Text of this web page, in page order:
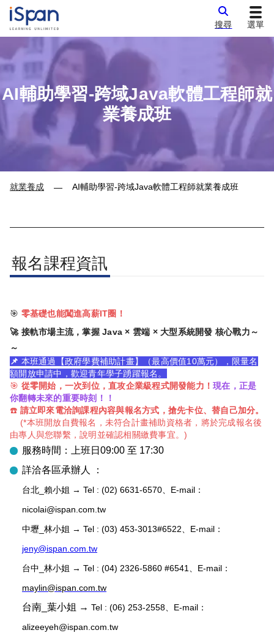
搜尋 選單
AI輔助學習-跨域Java軟體工程師就
業養成班
就業養成 — AI輔助學習-跨域Java軟體工程師就業養成班
報名課程資訊
🎯 零基礎也能闖進高薪IT圈！
🚀 接軌市場主流，掌握 Java × 雲端 × 大型系統開發 核心戰力 ～
～
📌 本班通過【政府學費補助計畫】（最高價值10萬元），限量名
額開放申請中，歡迎青年學子踴躍報名。
🎯 從零開始，一次到位，直攻企業級程式開發能力！ 現在，正是
你翻轉未來的重要時刻！！
☎️ 請立即來電洽詢課程內容與報名方式，搶先卡位、替自己加分。
(*本班開放自費報名，未符合計畫補助資格者，將於完成報名後
由專人與您聯繫，說明並確認相關繳費事宜。)
服務時間：上班日09:00 至 17:30
詳洽各區承辦人 ：
台北_賴小姐 → Tel : (02) 6631-6570、E-mail：
nicolai@ispan.com.tw
中壢_林小姐 → Tel : (03) 453-3013#6522、E-mail：
jeny@ispan.com.tw
台中_林小姐 → Tel : (04) 2326-5860 #6541、E-mail：
maylin@ispan.com.tw
台南_葉小姐 → Tel : (06) 253-2558、E-mail：
alizeeyeh@ispan.com.tw